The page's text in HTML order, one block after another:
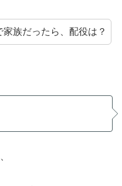
族だったら、配役は？